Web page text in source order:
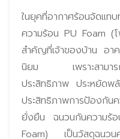
ในยุคที่อากาศร้อนจัดแ
ความร้อน PU Foam (โ
สำคัญที่เจ้าของบ้าน อา
นิยม เพราะสามารถ
ประสิทธิภาพ ประหยัดพ
ประสิทธิภาพการป้องกัน
ยั่งยืน ฉนวนกันความร้
Foam) เป็นวัสดุฉนวน